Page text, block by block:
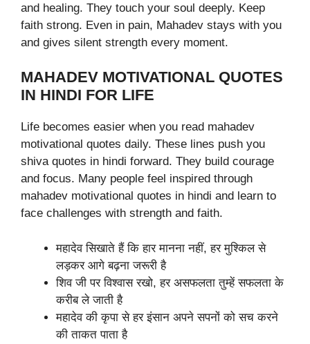
and healing. They touch your soul deeply. Keep
faith strong. Even in pain, Mahadev stays with you
and gives silent strength every moment.
MAHADEV MOTIVATIONAL QUOTES
IN HINDI FOR LIFE
Life becomes easier when you read mahadev
motivational quotes daily. These lines push you
shiva quotes in hindi forward. They build courage
and focus. Many people feel inspired through
mahadev motivational quotes in hindi and learn to
face challenges with strength and faith.
महादेव सिखाते हैं कि हार मानना नहीं, हर मुश्किल से
लड़कर आगे बढ़ना जरूरी है
शिव जी पर विश्वास रखो, हर असफलता तुम्हें सफलता के
करीब ले जाती है
महादेव की कृपा से हर इंसान अपने सपनों को सच करने
की ताकत पाता है